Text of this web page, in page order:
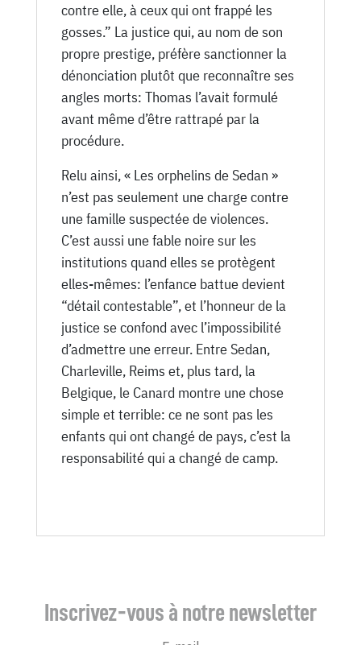
contre elle, à ceux qui ont frappé les
gosses.” La justice qui, au nom de son
propre prestige, préfère sanctionner la
dénonciation plutôt que reconnaître ses
angles morts: Thomas l’avait formulé
avant même d’être rattrapé par la
procédure.
Relu ainsi, « Les orphelins de Sedan »
n’est pas seulement une charge contre
une famille suspectée de violences.
C’est aussi une fable noire sur les
institutions quand elles se protègent
elles-mêmes: l’enfance battue devient
“détail contestable”, et l’honneur de la
justice se confond avec l’impossibilité
d’admettre une erreur. Entre Sedan,
Charleville, Reims et, plus tard, la
Belgique, le Canard montre une chose
simple et terrible: ce ne sont pas les
enfants qui ont changé de pays, c’est la
responsabilité qui a changé de camp.
Inscrivez-vous à notre newsletter